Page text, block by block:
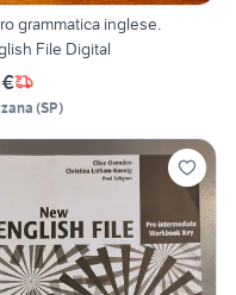
grammatica inglese.
File Digital
€
(SP)